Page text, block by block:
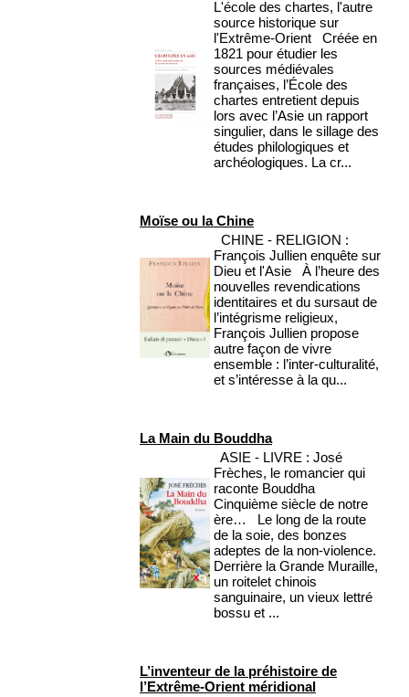
L'école des chartes, l'autre
source historique sur
l'Extrême-Orient Créée en
1821 pour étudier les
sources médiévales
françaises, l’École des
chartes entretient depuis
lors avec l’Asie un rapport
singulier, dans le sillage des
études philologiques et
archéologiques. La cr...
Moïse ou la Chine
CHINE - RELIGION :
François Jullien enquête sur
Dieu et l'Asie À l’heure des
nouvelles revendications
identitaires et du sursaut de
l’intégrisme religieux,
François Jullien propose
autre façon de vivre
ensemble : l’inter-culturalité,
et s’intéresse à la qu...
La Main du Bouddha
ASIE - LIVRE : José
Frèches, le romancier qui
raconte Bouddha
Cinquième siècle de notre
ère… Le long de la route
de la soie, des bonzes
adeptes de la non-violence.
Derrière la Grande Muraille,
un roitelet chinois
sanguinaire, un vieux lettré
bossu et ...
L’inventeur de la préhistoire de
l’Extrême-Orient méridional